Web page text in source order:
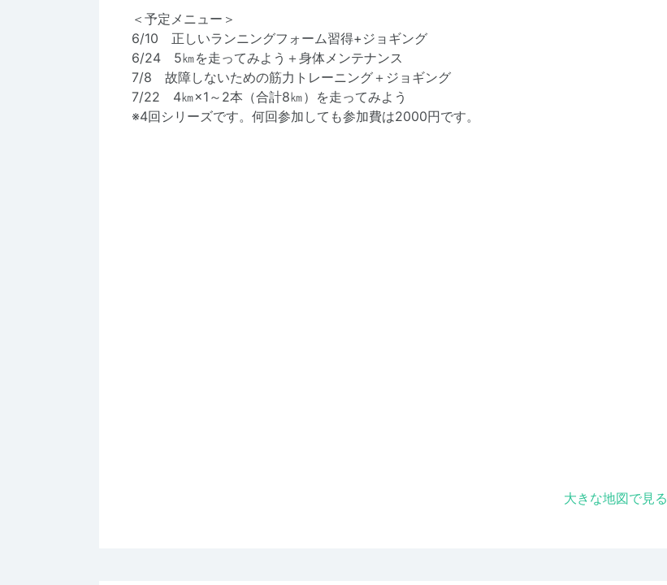
＜予定メニュー＞
6/10 正しいランニングフォーム習得+ジョギング
6/24 5㎞を走ってみよう＋身体メンテナンス
7/8 故障しないための筋力トレーニング＋ジョギング
7/22 4㎞×1～2本（合計8㎞）を走ってみよう
※4回シリーズです。何回参加しても参加費は2000円です。
大きな地図で見る